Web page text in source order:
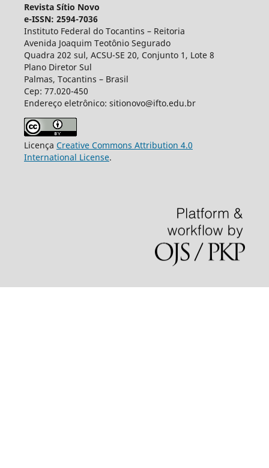
Revista Sítio Novo
e-ISSN: 2594-7036
Instituto Federal do Tocantins – Reitoria
Avenida Joaquim Teotônio Segurado
Quadra 202 sul, ACSU-SE 20, Conjunto 1, Lote 8
Plano Diretor Sul
Palmas, Tocantins – Brasil
Cep: 77.020-450
Endereço eletrônico: sitionovo@ifto.edu.br
Licença Creative Commons Attribution 4.0
International License.